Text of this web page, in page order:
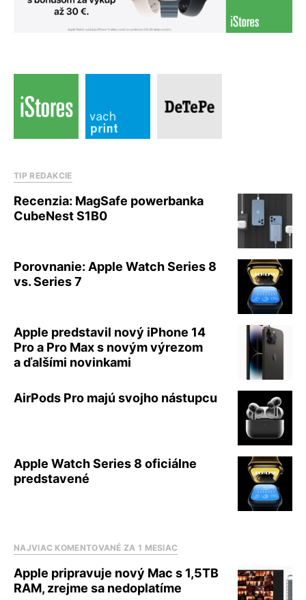
TIP REDAKCIE
Recenzia: MagSafe powerbanka
CubeNest S1B0
Porovnanie: Apple Watch Series 8
vs. Series 7
Apple predstavil nový iPhone 14
Pro a Pro Max s novým výrezom
a ďalšími novinkami
AirPods Pro majú svojho nástupcu
Apple Watch Series 8 oficiálne
predstavené
NAJVIAC KOMENTOVANÉ ZA 1 MESIAC
Apple pripravuje nový Mac s 1,5TB
RAM, zrejme sa nedoplatíme